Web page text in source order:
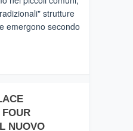
strutture
emergono secondo
NUOVO